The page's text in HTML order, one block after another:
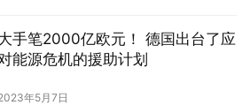
手笔2000亿欧元！ 德国出台了应
能源危机的援助计划
年5月7日